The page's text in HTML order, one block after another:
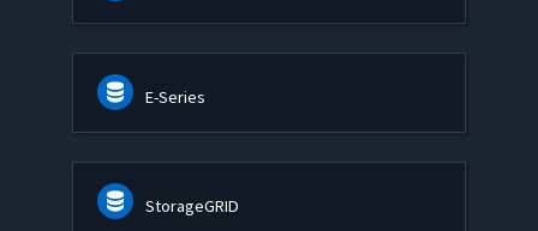
E-Series
StorageGRID